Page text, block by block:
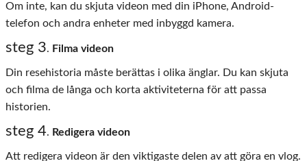
Om inte, kan du skjuta videon med din iPhone, Android-
telefon och andra enheter med inbyggd kamera.
steg 3. Filma videon
Din resehistoria måste berättas i olika änglar. Du kan skjuta
och filma de långa och korta aktiviteterna för att passa
historien.
steg 4. Redigera videon
Att redigera videon är den viktigaste delen av att göra en vlog.